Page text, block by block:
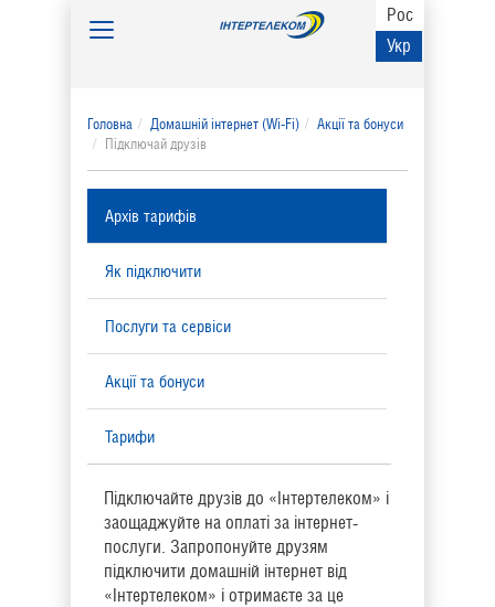
Рос
Укр
Toggle
Головна Домашній інтернет (Wi-Fi)
Акції та бонуси
Підключай друзів
Архів тарифів
Як підключити
Послуги та сервіси
Акції та бонуси
Тарифи
Підключайте друзів до «Інтертелеком» і
заощаджуйте на оплаті за інтернет-
послуги. Запропонуйте друзям
підключити домашній інтернет від
«Інтертелеком» і отримаєте за це